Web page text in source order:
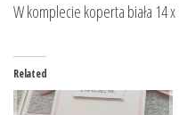
W komplecie koperta biała 14 x
Related